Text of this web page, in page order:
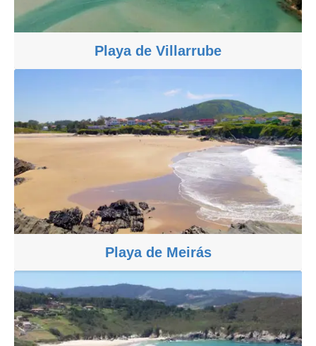
Playa de Villarrube
Playa de Meirás